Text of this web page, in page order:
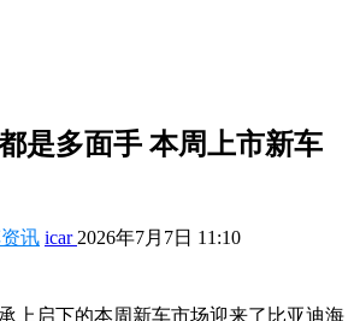
是多面手 本周上市新车
讯 icar 2026年7月7日 11:10
上启下的本周新车市场迎来了比亚迪海